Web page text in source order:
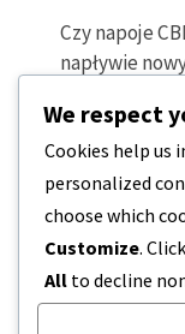
Czy napoje
napływie
2 MINUTY
We respect
Cookies help us
personalized
choose which
Customize. Click
All to decline